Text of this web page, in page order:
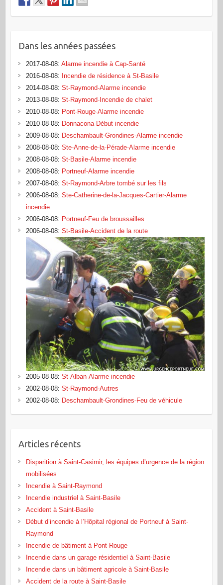
Dans les années passées
2017-08-08: Alarme incendie à Cap-Santé
2016-08-08: Incendie de résidence à St-Basile
2014-08-08: St-Raymond-Alarme incendie
2013-08-08: St-Raymond-Incendie de chalet
2010-08-08: Pont-Rouge-Alarme incendie
2010-08-08: Donnacona-Début incendie
2009-08-08: Deschambault-Grondines-Alarme incendie
2008-08-08: Ste-Anne-de-la-Pérade-Alarme incendie
2008-08-08: St-Basile-Alarme incendie
2008-08-08: Portneuf-Alarme incendie
2007-08-08: St-Raymond-Arbre tombé sur les fils
2006-08-08: Ste-Catherine-de-la-Jacques-Cartier-Alarme
incendie
2006-08-08: Portneuf-Feu de broussailles
2006-08-08: St-Basile-Accident de la route
2005-08-08: St-Alban-Alarme incendie
2002-08-08: St-Raymond-Autres
2002-08-08: Deschambault-Grondines-Feu de véhicule
Articles récents
Disparition à Saint-Casimir, les équipes d’urgence de la région
mobilisées
Incendie à Saint-Raymond
Incendie industriel à Saint-Basile
Accident à Saint-Basile
Début d’incendie à l’Hôpital régional de Portneuf à Saint-
Raymond
Incendie de bâtiment à Pont‑Rouge
Incendie dans un garage résidentiel à Saint‑Basile
Incendie dans un bâtiment agricole à Saint‑Basile
Accident de la route à Saint-Basile